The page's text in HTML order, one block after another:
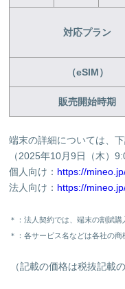
対応プラン
（eSIM）
販売開始時期
端末の詳細については、
（2025年10月9日（木）
個人向け： https://
法人向け： https://
＊：法人契約では、端末の割賦
＊：各サービス名などは各社の商
（記載の価格は税抜記載